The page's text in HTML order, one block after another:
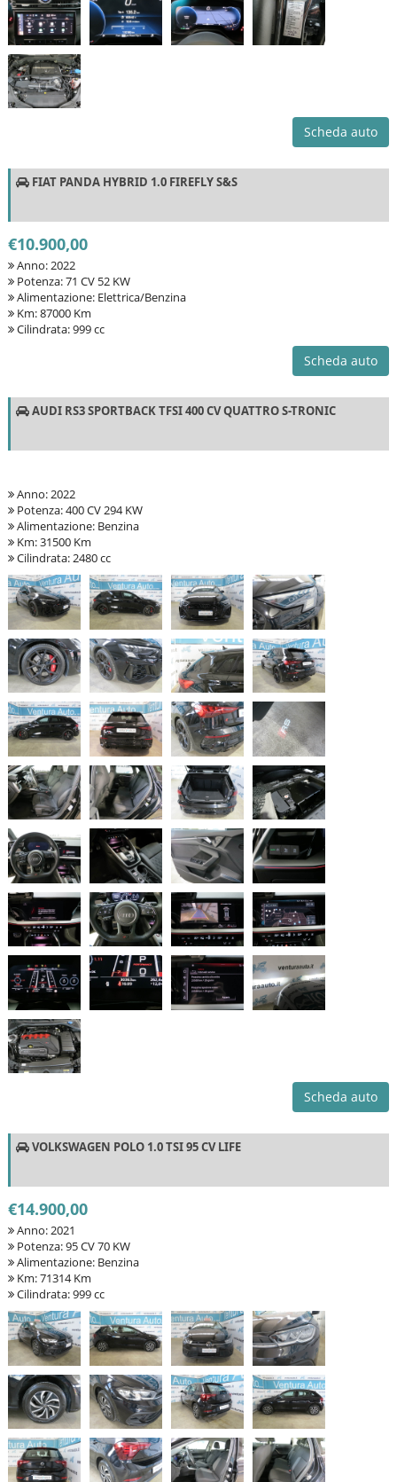
Scheda auto
FIAT PANDA HYBRID 1.0 FIREFLY S&S
€10.900,00
Anno: 2022
Potenza: 71 CV 52 KW
Alimentazione: Elettrica/Benzina
Km: 87000 Km
Cilindrata: 999 cc
Scheda auto
AUDI RS3 SPORTBACK TFSI 400 CV QUATTRO S-TRONIC
Anno: 2022
Potenza: 400 CV 294 KW
Alimentazione: Benzina
Km: 31500 Km
Cilindrata: 2480 cc
Scheda auto
VOLKSWAGEN POLO 1.0 TSI 95 CV LIFE
€14.900,00
Anno: 2021
Potenza: 95 CV 70 KW
Alimentazione: Benzina
Km: 71314 Km
Cilindrata: 999 cc